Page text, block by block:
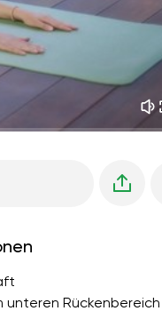
02:00
02:00
unteren Rückenbereich